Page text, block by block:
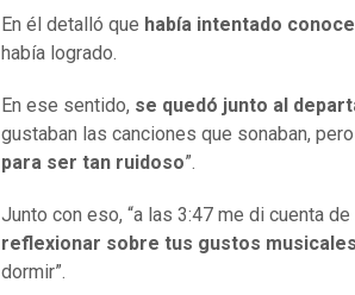
En él detalló que había intentado
había logrado.
En ese sentido, se quedó junto al
gustaban las canciones que sonaban,
para ser tan ruidoso”.
Junto con eso, “a las 3:47 me di cuenta de
reflexionar sobre tus gustos
dormir”.